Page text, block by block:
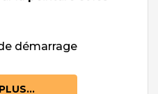
démarrage